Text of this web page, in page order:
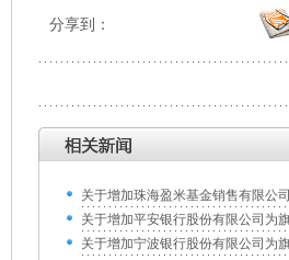
分享到：
关于增加珠海盈米基金销售有限公
关于增加平安银行股份有限公司为
关于增加宁波银行股份有限公司为